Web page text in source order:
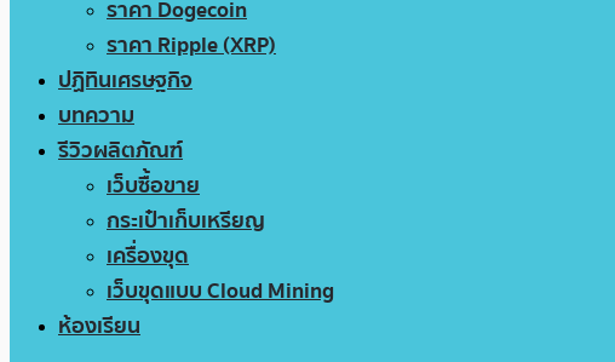
ราคา Dogecoin
ราคา Ripple (XRP)
ปฏิทินเศรษฐกิจ
บทความ
รีวิวผลิตภัณฑ์
เว็บซื้อขาย
กระเป๋าเก็บเหรียญ
เครื่องขุด
เว็บขุดแบบ Cloud Mining
ห้องเรียน